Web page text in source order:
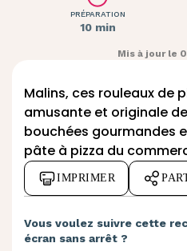
PRÉPARATION
10 min
Mis à jour le
Malins, ces rouleaux de
amusante et originale
bouchées gourmandes
pâte à pizza du
IMPRIMER
Vous voulez suivre cette
écran sans arrêt ?